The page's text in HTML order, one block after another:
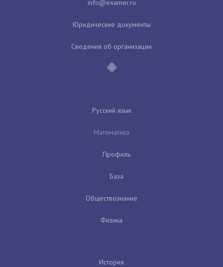
Юридические документы
Сведения об организации
Русский язык
Математика
Профиль
База
Обществознание
Физика
История